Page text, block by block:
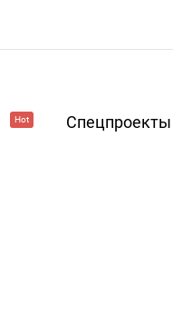
Hot Спецпроекты